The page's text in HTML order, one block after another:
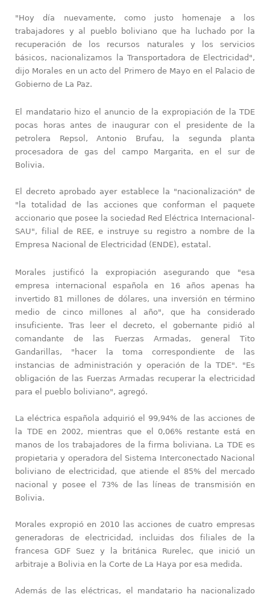
"Hoy día nuevamente, como justo homenaje a los
trabajadores y al pueblo boliviano que ha luchado por la
recuperación de los recursos naturales y los servicios
básicos, nacionalizamos la Transportadora de Electricidad",
dijo Morales en un acto del Primero de Mayo en el Palacio de
Gobierno de La Paz.
El mandatario hizo el anuncio de la expropiación de la TDE
pocas horas antes de inaugurar con el presidente de la
petrolera Repsol, Antonio Brufau, la segunda planta
procesadora de gas del campo Margarita, en el sur de
Bolivia.
El decreto aprobado ayer establece la "nacionalización" de
"la totalidad de las acciones que conforman el paquete
accionario que posee la sociedad Red Eléctrica Internacional-
SAU", filial de REE, e instruye su registro a nombre de la
Empresa Nacional de Electricidad (ENDE), estatal.
Morales justificó la expropiación asegurando que "esa
empresa internacional española en 16 años apenas ha
invertido 81 millones de dólares, una inversión en término
medio de cinco millones al año", que ha considerado
insuficiente. Tras leer el decreto, el gobernante pidió al
comandante de las Fuerzas Armadas, general Tito
Gandarillas, "hacer la toma correspondiente de las
instancias de administración y operación de la TDE". "Es
obligación de las Fuerzas Armadas recuperar la electricidad
para el pueblo boliviano", agregó.
La eléctrica española adquirió el 99,94% de las acciones de
la TDE en 2002, mientras que el 0,06% restante está en
manos de los trabajadores de la firma boliviana. La TDE es
propietaria y operadora del Sistema Interconectado Nacional
boliviano de electricidad, que atiende el 85% del mercado
nacional y posee el 73% de las líneas de transmisión en
Bolivia.
Morales expropió en 2010 las acciones de cuatro empresas
generadoras de electricidad, incluidas dos filiales de la
francesa GDF Suez y la británica Rurelec, que inició un
arbitraje a Bolivia en la Corte de La Haya por esa medida.
Además de las eléctricas, el mandatario ha nacionalizado